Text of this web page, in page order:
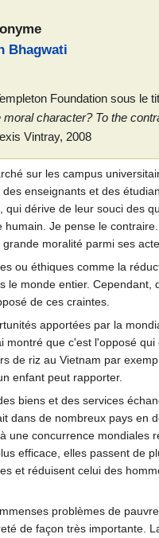
s
Bhagwati
Foundation sous le
character? To the
Vintray, 2008
sur les campus
enseignants et des
dérive de leur souci des
Je pense le
moralité parmi ses
ou éthiques comme la
monde entier.
de ces craintes.
apportées par la
que c'est l'opposé
riz au Vietnam par
enfant peut rapporter.
biens et des services
de nombreux pays en
concurrence
efficace, elles passent de
et réduisent celui des
problèmes de
de façon très importante.